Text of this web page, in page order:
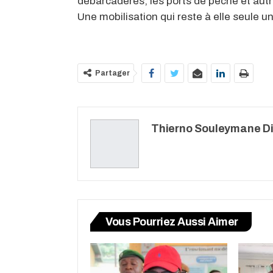
Une mobilisation qui reste à elle seule
Partager
Thierno Souleymane
Vous Pourriez Aussi Aimer